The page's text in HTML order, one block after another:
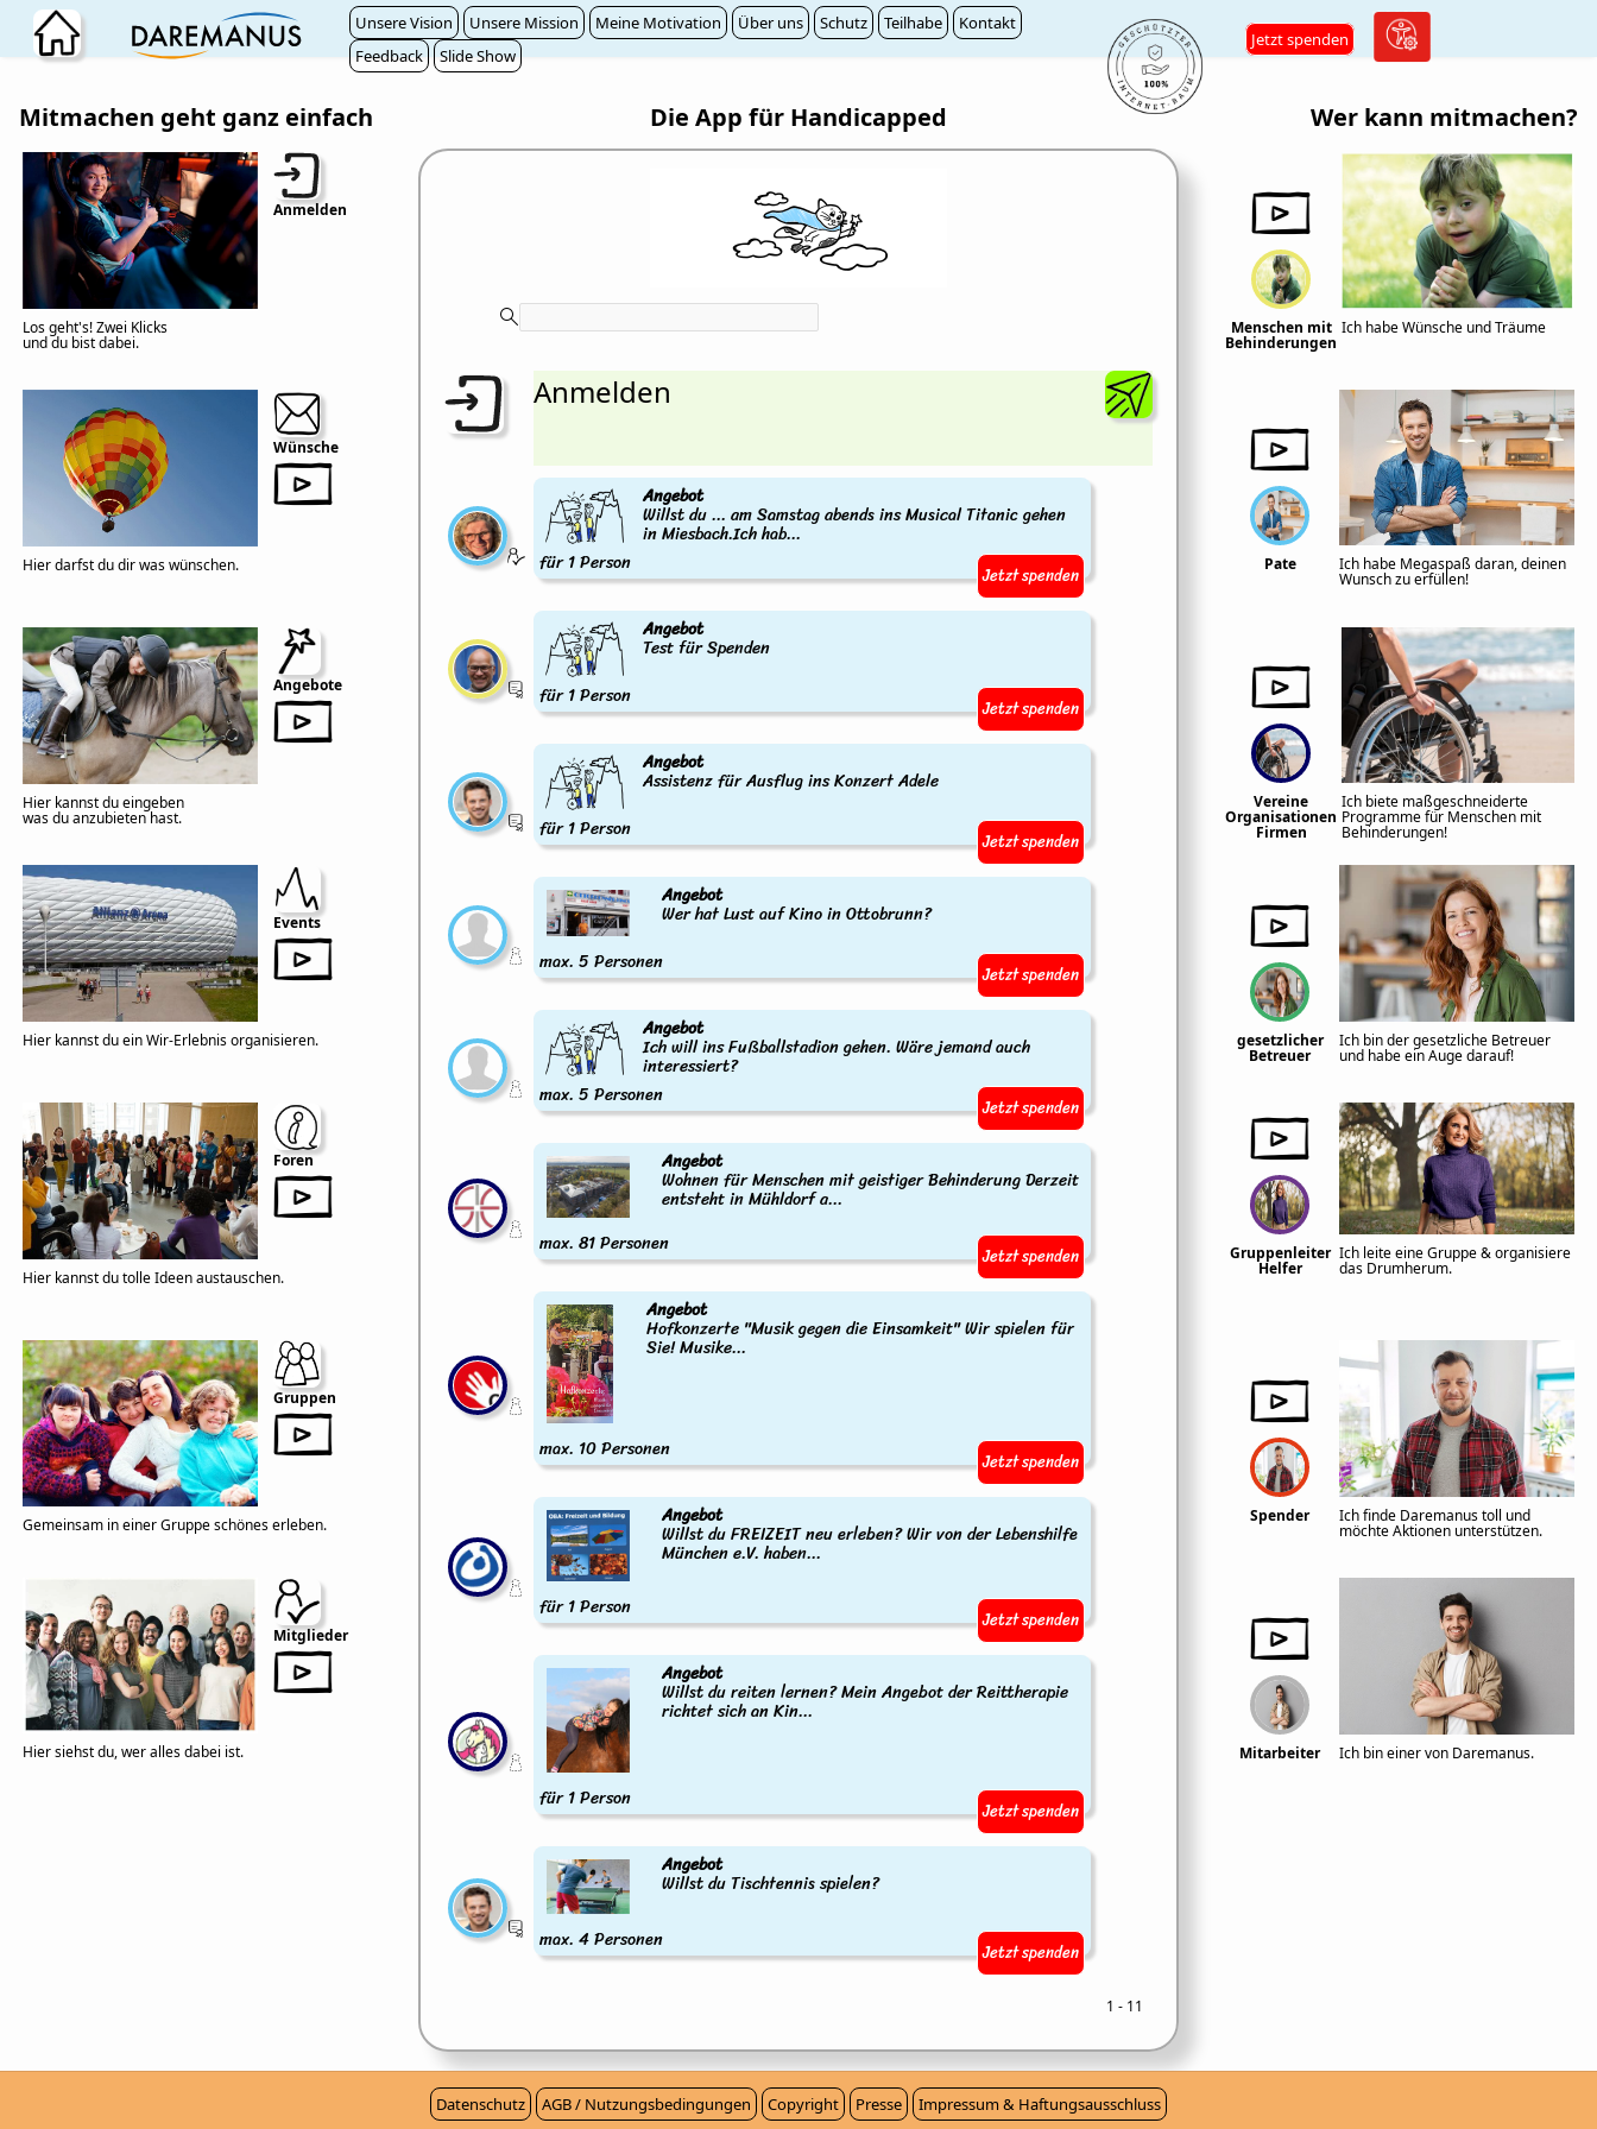
Zum Hauptinhalt wechseln Unsere Vision Unsere Mission Meine Motivation Über uns Schutz Teilhabe
Kontakt
Feedback
Slide Show
Jetzt spenden
Mitmachen geht ganz einfach Die App für Handicapped Wer kann mitmachen?
Anmelden
Los geht's! Zwei Klicks
und du bist dabei.
Wünsche
Hier darfst du dir was wünschen.
Angebote
Hier kannst du eingeben
was du anzubieten hast.
Events
Hier kannst du ein Wir-Erlebnis organisieren.
Foren
Hier kannst du tolle Ideen austauschen.
Gruppen
Gemeinsam in einer Gruppe schönes erleben.
Mitglieder
Hier siehst du, wer alles dabei ist.
Anmelden
Angebot
Willst du ... am Samstag abends ins Musical Titanic gehen
in Miesbach.Ich hab...
für 1 Person
Jetzt spenden
Angebot
Test für Spenden
für 1 Person
Jetzt spenden
Angebot
Assistenz für Ausflug ins Konzert Adele
für 1 Person
Jetzt spenden
Angebot
Wer hat Lust auf Kino in Ottobrunn?
max. 5 Personen
Jetzt spenden
Angebot
Ich will ins Fußballstadion gehen. Wäre jemand auch
interessiert?
max. 5 Personen
Jetzt spenden
Angebot
Wohnen für Menschen mit geistiger Behinderung Derzeit
entsteht in Mühldorf a...
max. 81 Personen
Jetzt spenden
Angebot
Hofkonzerte "Musik gegen die Einsamkeit" Wir spielen für
Sie! Musike...
max. 10 Personen Jetzt spenden
Angebot
Willst du FREIZEIT neu erleben? Wir von der Lebenshilfe
München e.V. haben...
für 1 Person
Jetzt spenden
Angebot
Willst du reiten lernen? Mein Angebot der Reittherapie
richtet sich an Kin...
für 1 Person Jetzt spenden
Angebot
Willst du Tischtennis spielen?
max. 4 Personen
Jetzt spenden
1 - 11
Menschen mit
Behinderungen
Ich habe Wünsche und Träume
Pate Ich habe Megaspaß daran, deinen
Wunsch zu erfüllen!
Vereine
Organisationen
Firmen
Ich biete maßgeschneiderte
Programme für Menschen mit
Behinderungen!
gesetzlicher
Betreuer
Ich bin der gesetzliche Betreuer
und habe ein Auge darauf!
Gruppenleiter
Helfer
Ich leite eine Gruppe & organisiere
das Drumherum.
Spender Ich finde Daremanus toll und
möchte Aktionen unterstützen.
Mitarbeiter Ich bin einer von Daremanus.
Datenschutz AGB / Nutzungsbedingungen Copyright Presse Impressum & Haftungsausschluss